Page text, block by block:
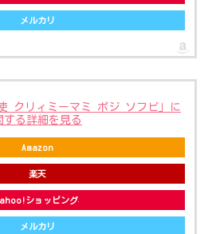
メルカリ
クリィミーマミ ポジ ソフビ」に
する詳細を見る
Amazon
楽天
ショッピング
メルカリ